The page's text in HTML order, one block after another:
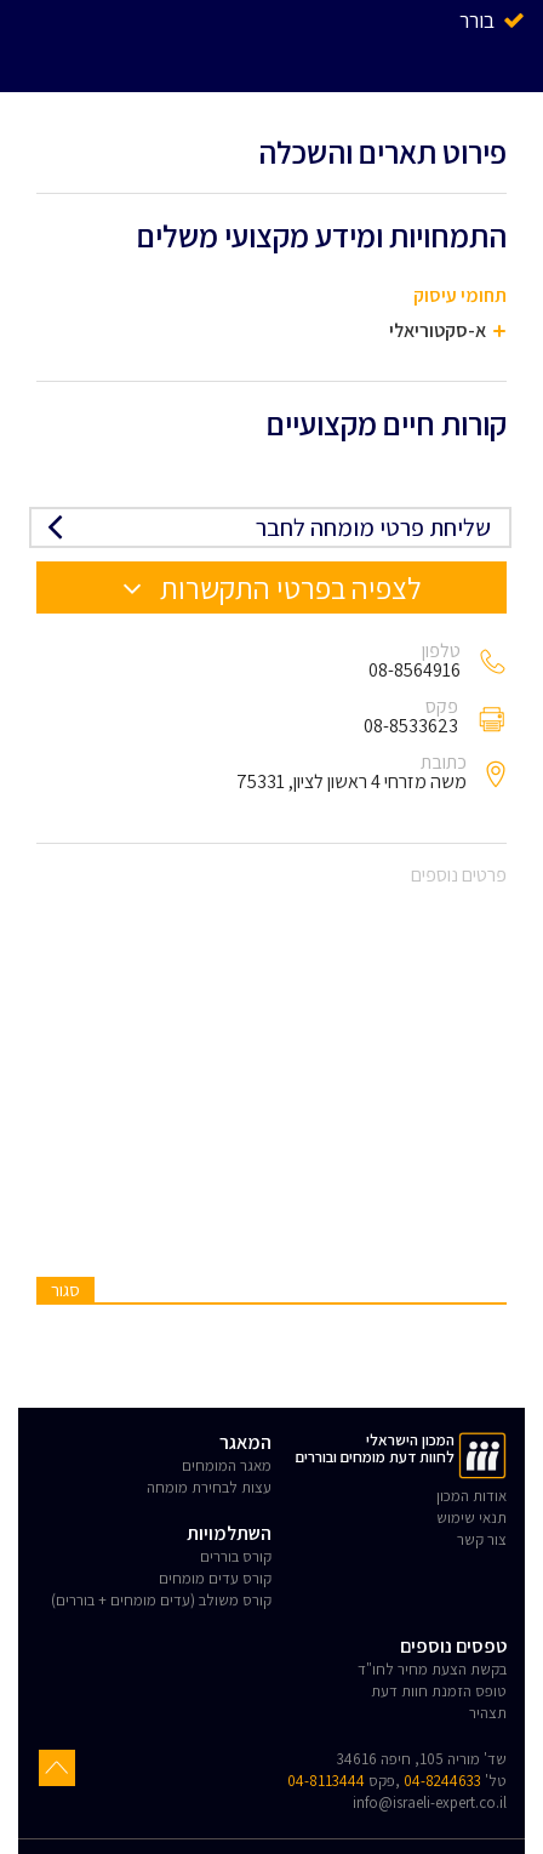
בורר
פירוט תארים והשכלה
התמחויות ומידע מקצועי משלים
תחומי עיסוק
א-סקטוריאלי
קורות חיים מקצועיים
שליחת פרטי מומחה לחבר
לצפיה בפרטי התקשרות
טלפון
08-8564916
פקס
08-8533623
כתובת
משה מזרחי 4 ראשון לציון, 75331
פרטים נוספים
סגור
המכון הישראלי
לחוות דעת מומחים ובוררים
אודות המכון
תנאי שימוש
צור קשר
המאגר
מאגר המומחים
עצות לבחירת מומחה
השתלמויות
קורס בוררים
קורס עדים מומחים
קורס משולב (עדים מומחים + בוררים)
טפסים נוספים
בקשת הצעת מחיר לחו"ד
טופס הזמנת חוות דעת
תצהיר
שד' מוריה 105, חיפה 34616
טל' 04-8244633 ,פקס 04-8113444
info@israeli-expert.co.il